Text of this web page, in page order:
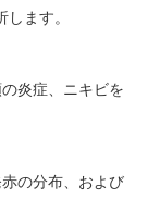
ます。
炎症、ニキビを
の分布、および